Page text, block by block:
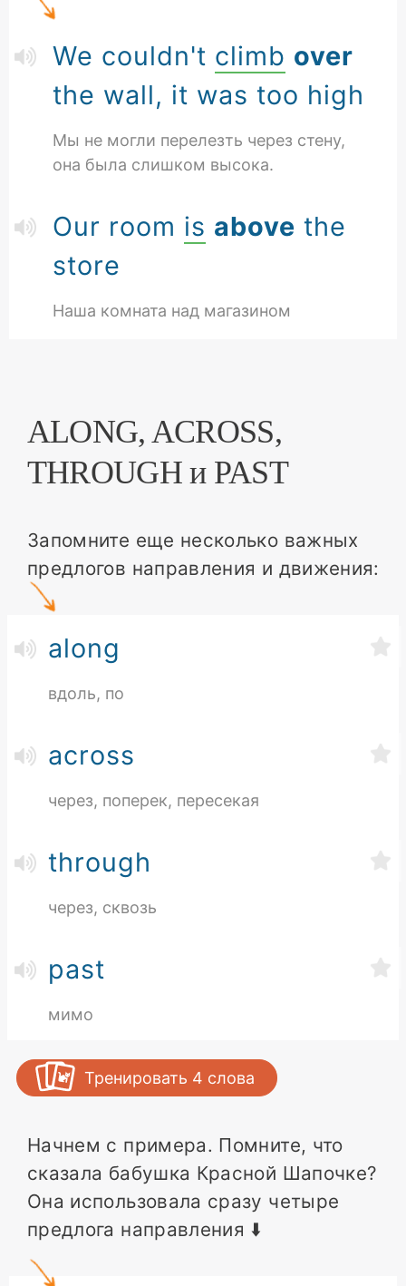
We couldn't climb over
the wall, it was too high
Мы не могли перелезть через стену,
она была слишком высока.
Our room is above the
store
Наша комната над магазином
ALONG, ACROSS,
THROUGH и PAST
Запомните еще несколько важных
предлогов направления и движения:
along
вдоль, по
across
через, поперек, пересекая
through
через, сквозь
past
мимо
Тренировать 4 слова
Начнем с примера. Помните, что
сказала бабушка Красной Шапочке?
Она использовала сразу четыре
предлога направления ⬇️